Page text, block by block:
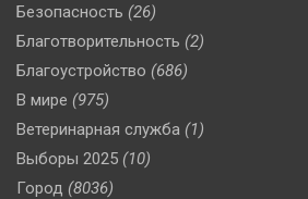
Безопасность (26)
Благотворительность (2)
Благоустройство (686)
В мире (975)
Ветеринарная служба (1)
Выборы 2025 (10)
Город (8036)